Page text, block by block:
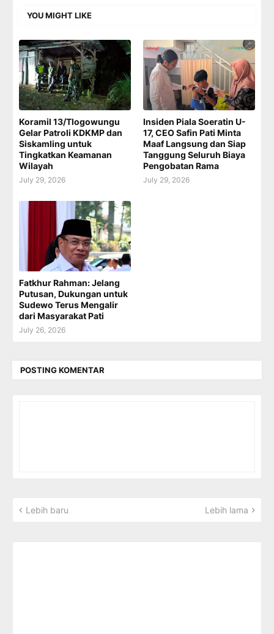
YOU MIGHT LIKE
Koramil 13/Tlogowungu
Gelar Patroli KDKMP dan
Siskamling untuk
Tingkatkan Keamanan
Wilayah
July 29, 2026
Insiden Piala Soeratin U-
17, CEO Safin Pati Minta
Maaf Langsung dan Siap
Tanggung Seluruh Biaya
Pengobatan Rama
July 29, 2026
Fatkhur Rahman: Jelang
Putusan, Dukungan untuk
Sudewo Terus Mengalir
dari Masyarakat Pati
July 26, 2026
POSTING KOMENTAR
Lebih baru Lebih lama